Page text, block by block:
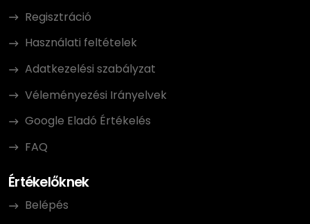
Regisztráció
Használati feltételek
Adatkezelési szabályzat
Véleményezési Irányelvek
Google Eladó Értékelés
FAQ
Értékelőknek
Belépés